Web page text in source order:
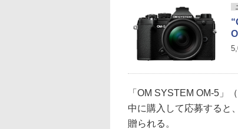
「OM SYSTEM OM-5」
中に購入して応募すると
贈られる。